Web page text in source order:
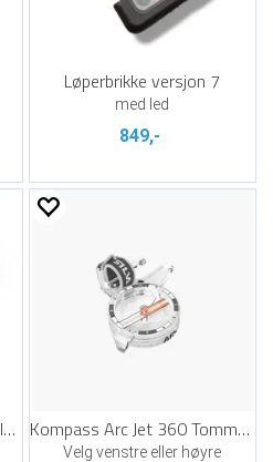
Løperbrikke versjon 7
med led
849,-
Kompass Arc Jet S | Tommelkompass Kompass Arc Jet 360 Tommelkompass
Velg venstre eller høyre